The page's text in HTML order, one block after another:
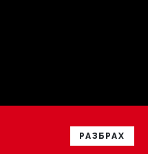
РАЗБРАХ